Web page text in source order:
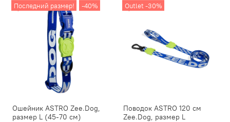
Последний размер! -40%
Ошейник ASTRO Zee.Dog,
размер L (45-70 см)
Outlet -30%
Поводок ASTRO 120 см
Zee.Dog, размер L